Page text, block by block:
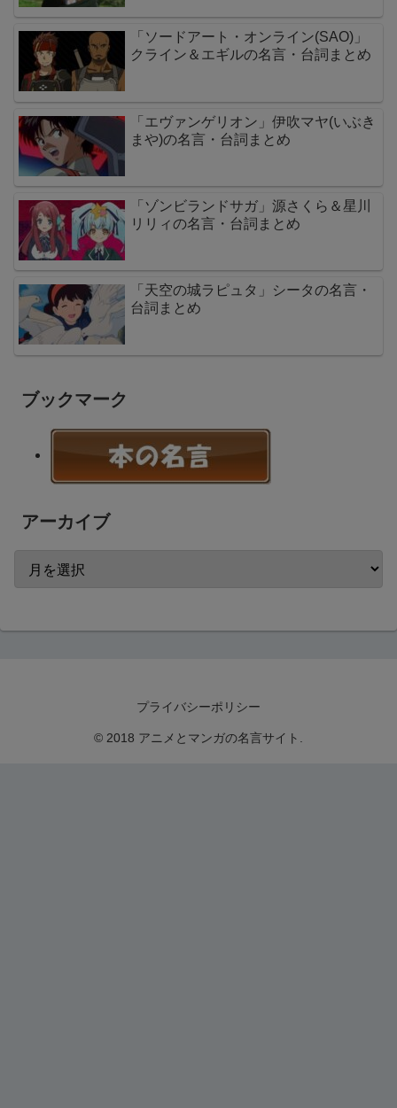
「ソードアート・オンライン(SAO)」
クライン＆エギルの名言・台詞まとめ
「エヴァンゲリオン」伊吹マヤ(いぶき
まや)の名言・台詞まとめ
「ゾンビランドサガ」源さくら＆星川
リリィの名言・台詞まとめ
「天空の城ラピュタ」シータの名言・
台詞まとめ
ブックマーク
アーカイブ
プライバシーポリシー
© 2018 アニメとマンガの名言サイト.